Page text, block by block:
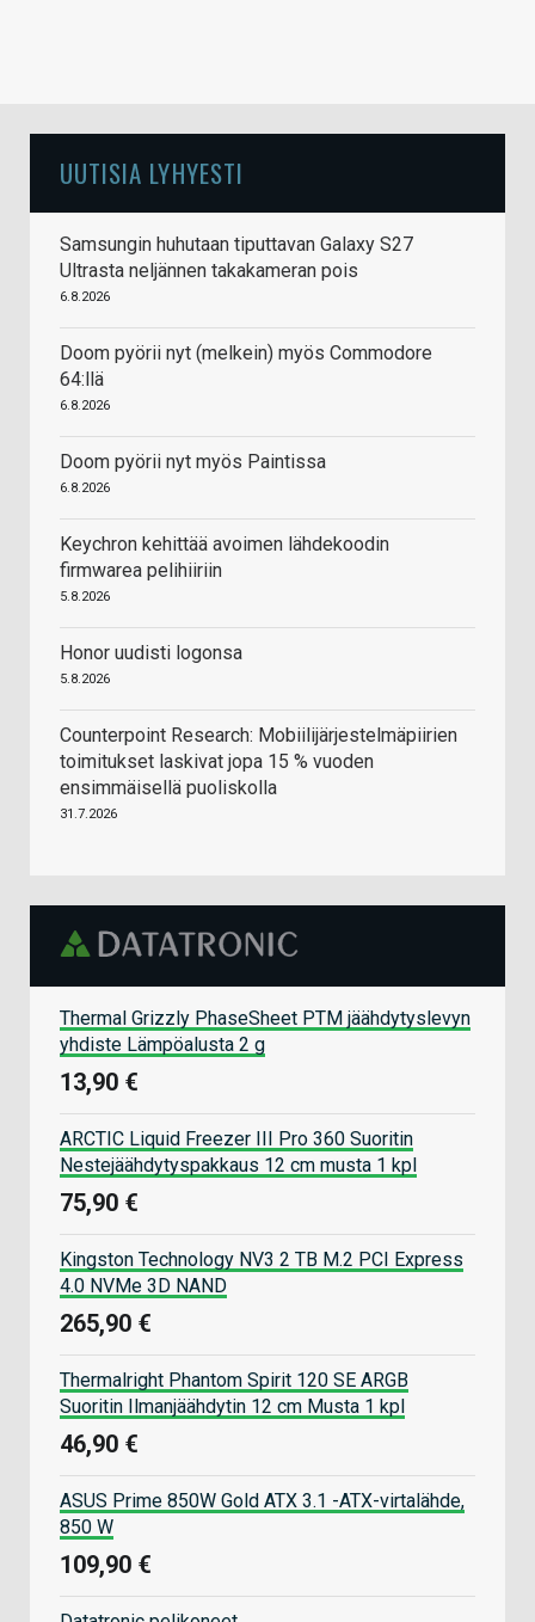
UUTISIA LYHYESTI
Samsungin huhutaan tiputtavan Galaxy S27
Ultrasta neljännen takakameran pois
6.8.2026
Doom pyörii nyt (melkein) myös Commodore
64:llä
6.8.2026
Doom pyörii nyt myös Paintissa
6.8.2026
Keychron kehittää avoimen lähdekoodin
firmwarea pelihiiriin
5.8.2026
Honor uudisti logonsa
5.8.2026
Counterpoint Research: Mobiilijärjestelmäpiirien
toimitukset laskivat jopa 15 % vuoden
ensimmäisellä puoliskolla
31.7.2026
Thermal Grizzly PhaseSheet PTM jäähdytyslevyn
yhdiste Lämpöalusta 2 g
13,90 €
ARCTIC Liquid Freezer III Pro 360 Suoritin
Nestejäähdytyspakkaus 12 cm musta 1 kpl
75,90 €
Kingston Technology NV3 2 TB M.2 PCI Express
4.0 NVMe 3D NAND
265,90 €
Thermalright Phantom Spirit 120 SE ARGB
Suoritin Ilmanjäähdytin 12 cm Musta 1 kpl
46,90 €
ASUS Prime 850W Gold ATX 3.1 -ATX-virtalähde,
850 W
109,90 €